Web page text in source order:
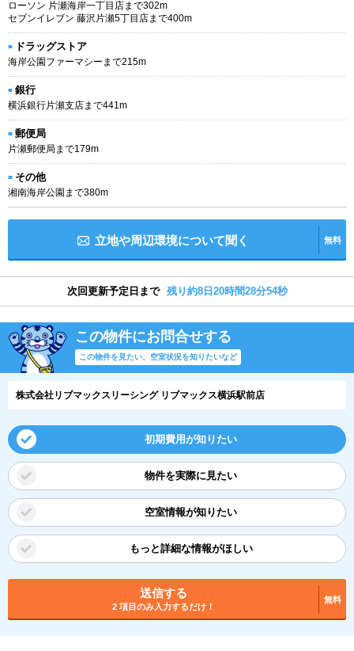
ローソン 片瀬海岸一丁目店まで302m
セブンイレブン 藤沢片瀬5丁目店まで400m
ドラッグストア
海岸公園ファーマシーまで215m
銀行
横浜銀行片瀬支店まで441m
郵便局
片瀬郵便局まで179m
その他
湘南海岸公園まで380m
立地や周辺環境について聞く 無料
次回更新予定日まで 残り約8日20時間28分54秒
この物件にお問合せする
この物件を見たい、空室状況を知りたいなど
株式会社リブマックスリーシング リブマックス横浜駅前店
初期費用が知りたい
物件を実際に見たい
空室情報が知りたい
もっと詳細な情報がほしい
送信する
2 項目のみ入力するだけ！
無料